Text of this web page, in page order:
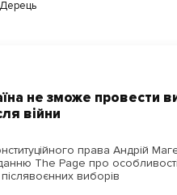
Дерець
не зможе провести
війни
права Андрій
The Page про особливості
виборів